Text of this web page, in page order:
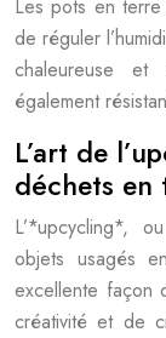
Les pots en
de réguler
chaleureuse
également
L’art de
déchets
L’*upcycling*,
objets usagés
excellente façon
créativité et de